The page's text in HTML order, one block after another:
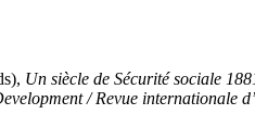
Un siècle de Sécurité sociale
/ Revue internationale